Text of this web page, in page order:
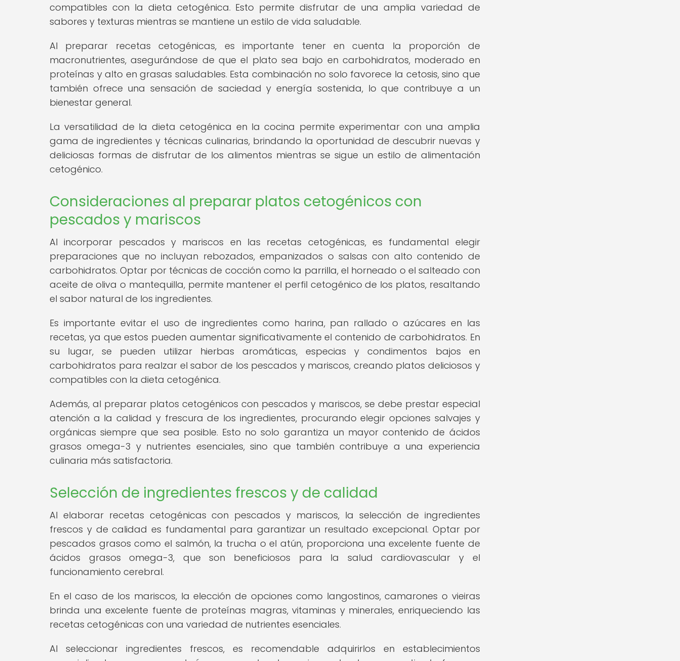
compatibles con la dieta cetogénica. Esto permite disfrutar de una amplia variedad de
sabores y texturas mientras se mantiene un estilo de vida saludable.
Al preparar recetas cetogénicas, es importante tener en cuenta la proporción de
macronutrientes, asegurándose de que el plato sea bajo en carbohidratos, moderado en
proteínas y alto en grasas saludables. Esta combinación no solo favorece la cetosis, sino que
también ofrece una sensación de saciedad y energía sostenida, lo que contribuye a un
bienestar general.
La versatilidad de la dieta cetogénica en la cocina permite experimentar con una amplia
gama de ingredientes y técnicas culinarias, brindando la oportunidad de descubrir nuevas y
deliciosas formas de disfrutar de los alimentos mientras se sigue un estilo de alimentación
cetogénico.
Consideraciones al preparar platos cetogénicos con
pescados y mariscos
Al incorporar pescados y mariscos en las recetas cetogénicas, es fundamental elegir
preparaciones que no incluyan rebozados, empanizados o salsas con alto contenido de
carbohidratos. Optar por técnicas de cocción como la parrilla, el horneado o el salteado con
aceite de oliva o mantequilla, permite mantener el perfil cetogénico de los platos, resaltando
el sabor natural de los ingredientes.
Es importante evitar el uso de ingredientes como harina, pan rallado o azúcares en las
recetas, ya que estos pueden aumentar significativamente el contenido de carbohidratos. En
su lugar, se pueden utilizar hierbas aromáticas, especias y condimentos bajos en
carbohidratos para realzar el sabor de los pescados y mariscos, creando platos deliciosos y
compatibles con la dieta cetogénica.
Además, al preparar platos cetogénicos con pescados y mariscos, se debe prestar especial
atención a la calidad y frescura de los ingredientes, procurando elegir opciones salvajes y
orgánicas siempre que sea posible. Esto no solo garantiza un mayor contenido de ácidos
grasos omega-3 y nutrientes esenciales, sino que también contribuye a una experiencia
culinaria más satisfactoria.
Selección de ingredientes frescos y de calidad
Al elaborar recetas cetogénicas con pescados y mariscos, la selección de ingredientes
frescos y de calidad es fundamental para garantizar un resultado excepcional. Optar por
pescados grasos como el salmón, la trucha o el atún, proporciona una excelente fuente de
ácidos grasos omega-3, que son beneficiosos para la salud cardiovascular y el
funcionamiento cerebral.
En el caso de los mariscos, la elección de opciones como langostinos, camarones o vieiras
brinda una excelente fuente de proteínas magras, vitaminas y minerales, enriqueciendo las
recetas cetogénicas con una variedad de nutrientes esenciales.
Al seleccionar ingredientes frescos, es recomendable adquirirlos en establecimientos